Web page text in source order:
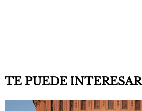
TE PUEDE INTERESAR